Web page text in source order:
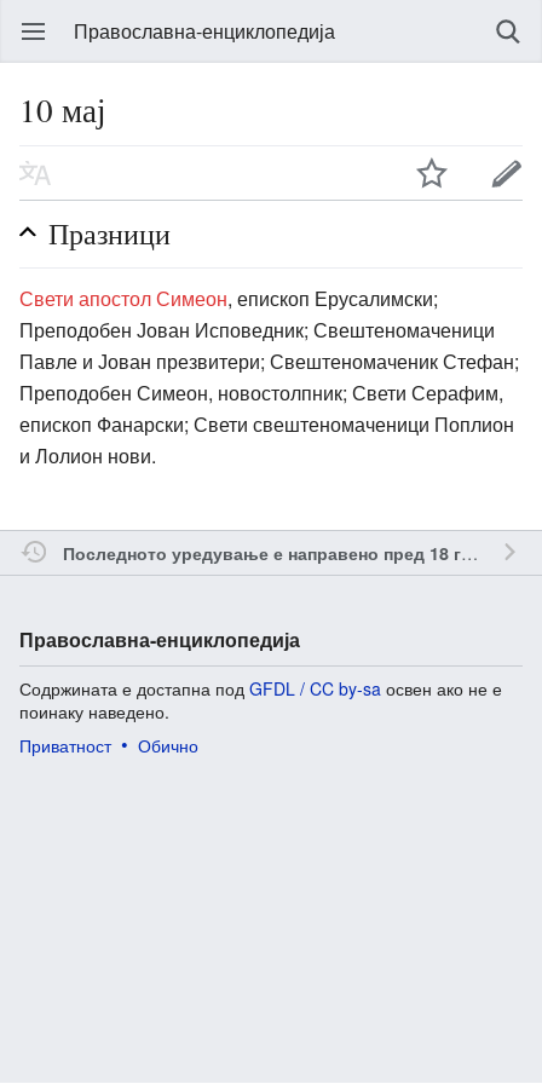
Православна-енциклопедија
10 мај
Празници
Свети апостол Симеон, епископ Ерусалимски;
Преподобен Јован Исповедник; Свештеномаченици
Павле и Јован презвитери; Свештеномаченик Стефан;
Преподобен Симеон, новостолпник; Свети Серафим,
епископ Фанарски; Свети свештеномаченици Поплион
и Лолион нови.
Последното уредување е направено пред 18 години од
Православна-енциклопедија
Содржината е достапна под GFDL / CC by-sa освен ако не е
поинаку наведено.
Приватност
Обично